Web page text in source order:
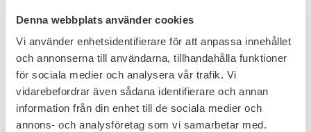
Denna webbplats använder cookies
Vi använder enhetsidentifierare för att anpassa innehållet
och annonserna till användarna, tillhandahålla funktioner
för sociala medier och analysera vår trafik. Vi
vidarebefordrar även sådana identifierare och annan
information från din enhet till de sociala medier och
annons- och analysföretag som vi samarbetar med.
Made From A Super Soft And Breathable Cotton
Blend
Tagless Label For Added Comfort
Officially Licensed By The United States Navy
SIZE GUIDE